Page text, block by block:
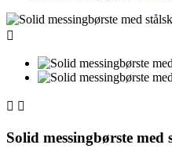

 
Solid messingbørste med